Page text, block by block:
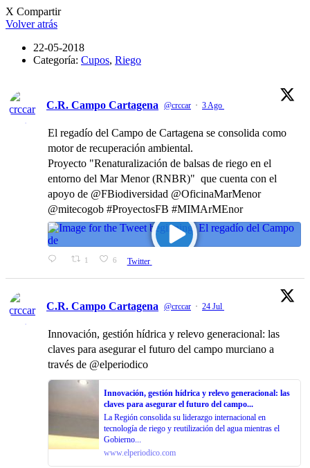
X Compartir
Volver atrás
22-05-2018
Categoría: Cupos, Riego
C.R. Campo Cartagena @crccar · 3 Ago
El regadío del Campo de Cartagena se consolida como
motor de recuperación ambiental.
Proyecto "Renaturalización de balsas de riego en el
entorno del Mar Menor (RNBR)" que cuenta con el
apoyo de @FBiodiversidad @OficinaMarMenor
@mitecogob #ProyectosFB #MIMArMEnor
1 6 Twitter
C.R. Campo Cartagena @crccar · 24 Jul
Innovación, gestión hídrica y relevo generacional: las
claves para asegurar el futuro del campo murciano a
través de @elperiodico
Innovación, gestión hídrica y relevo generacional: las
claves para asegurar el futuro del campo...
La Región consolida su liderazgo internacional en
tecnología de riego y reutilización del agua mientras el
Gobierno...
www.elperiodico.com